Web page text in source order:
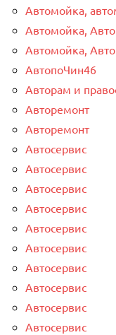
Автомойка,
Автомойка,
Автомойка,
АвтопоЧин46
Авторам и
Авторемонт
Авторемонт
Автосервис
Автосервис
Автосервис
Автосервис
Автосервис
Автосервис
Автосервис
Автосервис
Автосервис
Автосервис